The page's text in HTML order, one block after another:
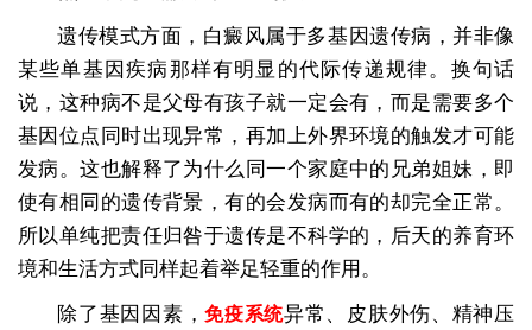
遗传模式方面，白癜风属于多基因遗传病，并非像
某些单基因疾病那样有明显的代际传递规律。换句话
说，这种病不是父母有孩子就一定会有，而是需要多个
基因位点同时出现异常，再加上外界环境的触发才可能
发病。这也解释了为什么同一个家庭中的兄弟姐妹，即
使有相同的遗传背景，有的会发病而有的却完全正常。
所以单纯把责任归咎于遗传是不科学的，后天的养育环
境和生活方式同样起着举足轻重的作用。
除了基因因素，免疫系统异常、皮肤外伤、精神压